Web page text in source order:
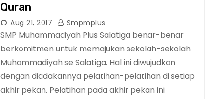
Quran
Aug 21, 2017 Smpmplus
SMP Muhammadiyah Plus Salatiga benar-benar
berkomitmen untuk memajukan sekolah-sekolah
Muhammadiyah se Salatiga. Hal ini diwujudkan
dengan diadakannya pelatihan-pelatihan di setiap
akhir pekan. Pelatihan pada akhir pekan ini